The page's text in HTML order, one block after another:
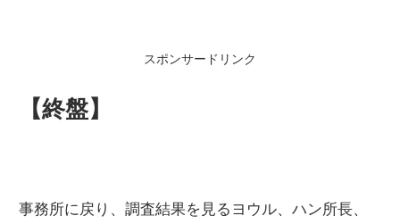
スポンサードリンク
【終盤】
事務所に戻り、調査結果を見るヨウル、ハン所長、